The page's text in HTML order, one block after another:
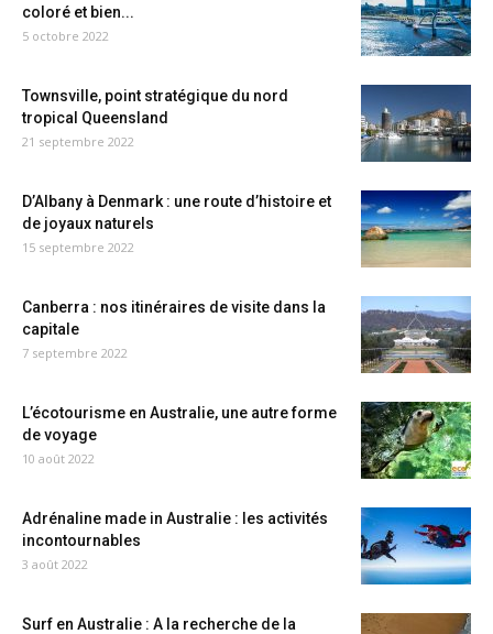
coloré et bien...
5 octobre 2022
Townsville, point stratégique du nord
tropical Queensland
21 septembre 2022
D’Albany à Denmark : une route d’histoire et
de joyaux naturels
15 septembre 2022
Canberra : nos itinéraires de visite dans la
capitale
7 septembre 2022
L’écotourisme en Australie, une autre forme
de voyage
10 août 2022
Adrénaline made in Australie : les activités
incontournables
3 août 2022
Surf en Australie : A la recherche de la